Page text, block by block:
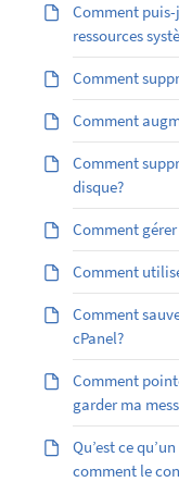
Comment
ressources
Comment
Comment
Comment
disque?
Comment gérer
Comment
Comment
cPanel?
Comment
garder ma
Qu’est ce
comment le